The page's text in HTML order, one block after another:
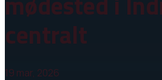
centralt
19 mar, 2026